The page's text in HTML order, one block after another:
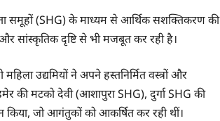
समूहों (SHG) के माध्यम से आर्थिक सशक्तिकरण की
सांस्कृतिक दृष्टि से भी मजबूत कर रही है।
उद्यमियों ने अपने हस्तनिर्मित वस्त्रों और
की मटको देवी (आशापुरा SHG), दुर्गा SHG की
किया, जो आगंतुकों को आकर्षित कर रही थीं।